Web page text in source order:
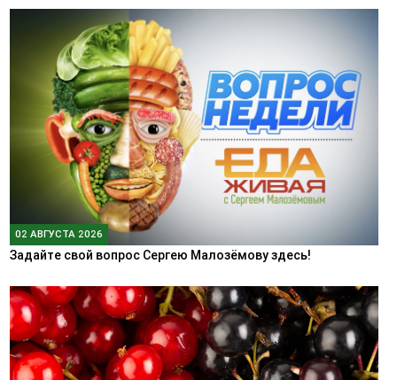
02 АВГУСТА 2026
Задайте свой вопрос Сергею Малозёмову здесь!